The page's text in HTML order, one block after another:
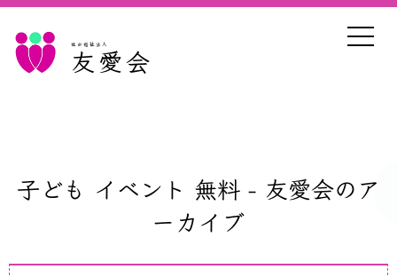
社会福祉法人
友愛会
子ども イベント 無料 - 友愛会のア
ーカイブ